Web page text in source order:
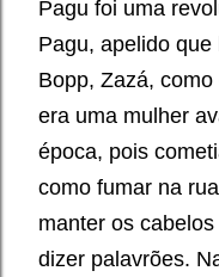
Pagu foi uma
Pagu, apelido
Bopp, Zazá,
era uma mulher
época, pois
como fumar na
manter os
dizer palavrões.